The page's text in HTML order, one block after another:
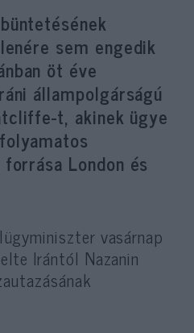
sem engedik
öt éve
állampolgárságú
t, akinek ügye
London és
vasárnap
Irántól Nazanin